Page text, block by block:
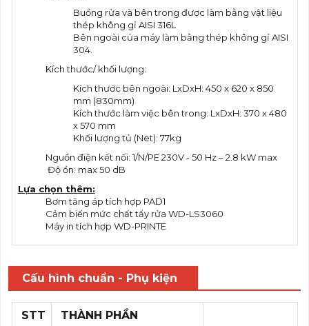
Buồng rửa và bên trong được làm bằng vật liệu
thép không gỉ AISI 316L
Bên ngoài của máy làm bằng thép không gỉ AISI
304.
Kích thước/ khối lượng:
Kích thước bên ngoài: LxDxH: 450 x 620 x 850
mm (830mm)
Kích thước làm việc bên trong: LxDxH: 370 x 480
x 570 mm
Khối lượng tủ (Net): 77kg
Nguồn điện kết nối: 1/N/PE 230V - 50 Hz – 2.8 kW max
Độ ồn: max 50 dB
Lựa chọn thêm:
Bơm tăng áp tích hợp PAD1
Cảm biến mức chất tẩy rửa WD-LS3060
Máy in tích hợp WD-PRINTE
Cấu hình chuẩn - Phụ kiện
STT THÀNH PHẦN